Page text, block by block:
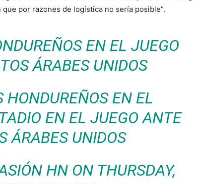
por razones de logística no sería posible”.
EN EL JUEGO
ÁRABES UNIDOS
HONDUREÑOS EN EL
EN EL JUEGO ANTE
ÁRABES UNIDOS
HN ON THURSDAY,